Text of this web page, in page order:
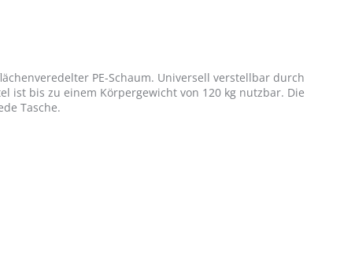
PE-Schaum. Universell verstellbar durch
ist bis zu einem Körpergewicht von 120 kg nutzbar. Die
Tasche.